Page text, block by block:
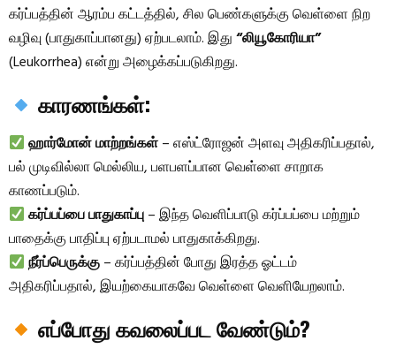
கர்ப்பத்தின் ஆரம்ப கட்டத்தில், சில பெண்களுக்கு வெள்ளை நிற
வழிவு (பாதுகாப்பானது) ஏற்படலாம். இது“லியூகோரியா”
(Leukorrhea) என்று அழைக்கப்படுகிறது.
காரணங்கள்:
ஹார்மோன் மாற்றங்கள்– எஸ்ட்ரோஜன் அளவு அதிகரிப்பதால்,
பல் முடிவில்லா மெல்லிய, பளபளப்பான வெள்ளை சாறாக
காணப்படும்.
கர்ப்பப்பை பாதுகாப்பு– இந்த வெளிப்பாடு கர்ப்பப்பை மற்றும்
பாதைக்கு பாதிப்பு ஏற்படாமல் பாதுகாக்கிறது.
நீர்ப்பெருக்கு– கர்ப்பத்தின் போது இரத்த ஓட்டம்
அதிகரிப்பதால், இயற்கையாகவே வெள்ளை வெளியேறலாம்.
எப்போது கவலைப்பட வேண்டும்?